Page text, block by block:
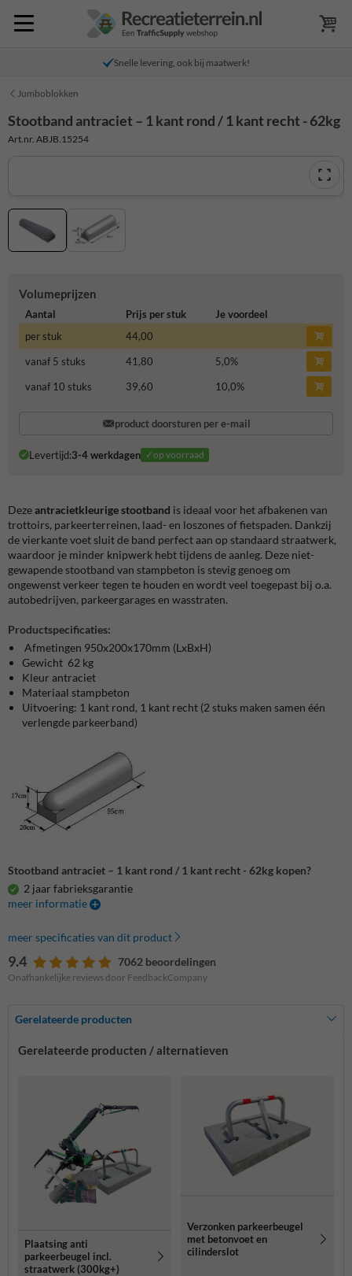
Snelle levering, ook bij maatwerk!
Jumboblokken
Stootband antraciet – 1 kant rond / 1 kant recht - 62kg
Art.nr. ABJB.15254
Volumeprijzen
Aantal Prijs per stuk
Je voordeel
per stuk
44,00
vanaf 5 stuks
41,80 5,0%
vanaf 10 stuks
39,60 10,0%
product doorsturen per e-mail
Levertijd:3-4 werkdagen ✓op voorraad
Dezeantracietkleurige stootband is ideaal voor het afbakenen van
trottoirs, parkeerterreinen, laad- en loszones of fietspaden. Dankzij
de vierkante voet sluit de band perfect aan op standaard straatwerk,
waardoor je minder knipwerk hebt tijdens de aanleg. Deze niet-
gewapende stootband van stampbeton is stevig genoeg om
ongewenst verkeer tegen te houden en wordt veel toegepast bij o.a.
autobedrijven, parkeergarages en wasstraten.
Productspecificaties:
Afmetingen 950x200x170mm (LxBxH)
Gewicht 62 kg
Kleur antraciet
Materiaal stampbeton
Uitvoering: 1 kant rond, 1 kant recht (2 stuks maken samen één
verlengde parkeerband)
Stootband antraciet – 1 kant rond / 1 kant recht - 62kg kopen?
2 jaar fabrieksgarantie
meer informatie
meer specificaties van dit product
9.4 7062 beoordelingen
Onafhankelijke reviews door FeedbackCompany
Gerelateerde producten
Gerelateerde producten / alternatieven
Plaatsing anti
parkeerbeugel incl.
straatwerk (300kg+)
Verzonken parkeerbeugel
met betonvoet en
cilinderslot